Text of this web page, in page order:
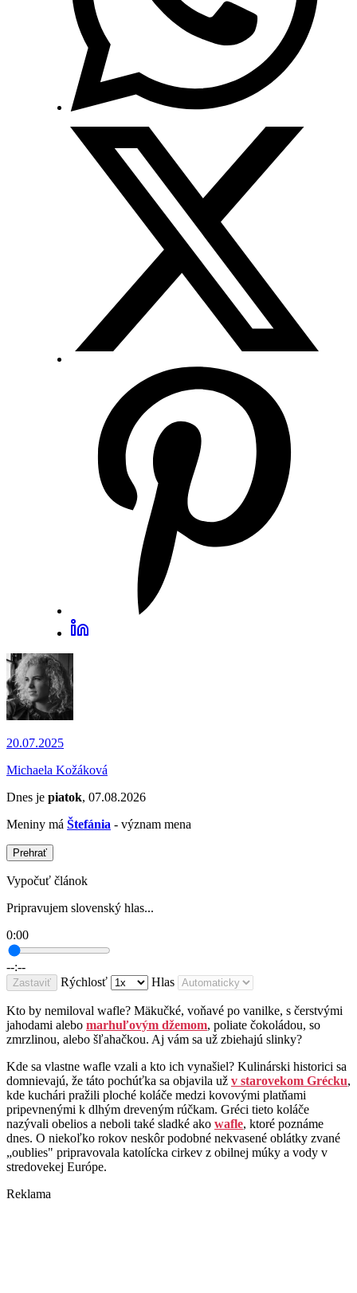
20.07.2025
Michaela Kožáková
Dnes je piatok, 07.08.2026
Meniny má Štefánia - význam mena
Prehrať
Vypočuť článok
Pripravujem slovenský hlas...
0:00
--:--
Zastaviť Rýchlosť Hlas
Kto by nemiloval wafle? Mäkučké, voňavé po vanilke, s čerstvými
jahodami alebo marhuľovým džemom, poliate čokoládou, so
zmrzlinou, alebo šľahačkou. Aj vám sa už zbiehajú slinky?
Kde sa vlastne wafle vzali a kto ich vynašiel? Kulinárski historici sa
domnievajú, že táto pochúťka sa objavila už v starovekom Grécku,
kde kuchári pražili ploché koláče medzi kovovými platňami
pripevnenými k dlhým dreveným rúčkam. Gréci tieto koláče
nazývali obelios a neboli také sladké ako wafle, ktoré poznáme
dnes. O niekoľko rokov neskôr podobné nekvasené oblátky zvané
„oublies" pripravovala katolícka cirkev z obilnej múky a vody v
stredovekej Európe.
Reklama